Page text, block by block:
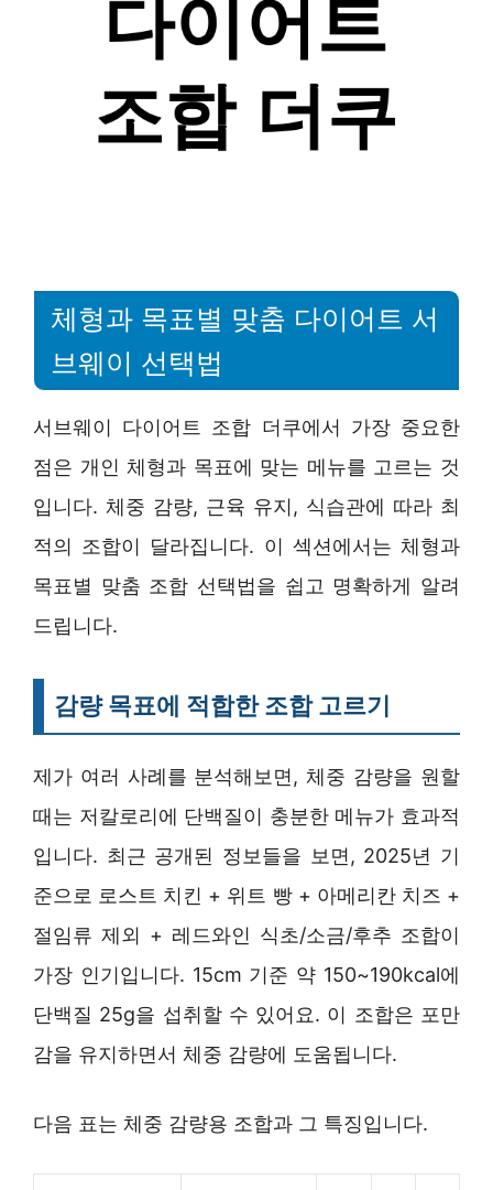
체형과 목표별 맞춤 다이어트 서
브웨이 선택법
서브웨이 다이어트 조합 더쿠에서 가장 중요한
점은 개인 체형과 목표에 맞는 메뉴를 고르는 것
입니다. 체중 감량, 근육 유지, 식습관에 따라 최
적의 조합이 달라집니다. 이 섹션에서는 체형과
목표별 맞춤 조합 선택법을 쉽고 명확하게 알려
드립니다.
감량 목표에 적합한 조합 고르기
제가 여러 사례를 분석해보면, 체중 감량을 원할
때는 저칼로리에 단백질이 충분한 메뉴가 효과적
입니다. 최근 공개된 정보들을 보면, 2025년 기
준으로 로스트 치킨 + 위트 빵 + 아메리칸 치즈 +
절임류 제외 + 레드와인 식초/소금/후추 조합이
가장 인기입니다. 15cm 기준 약 150~190kcal에
단백질 25g을 섭취할 수 있어요. 이 조합은 포만
감을 유지하면서 체중 감량에 도움됩니다.
다음 표는 체중 감량용 조합과 그 특징입니다.